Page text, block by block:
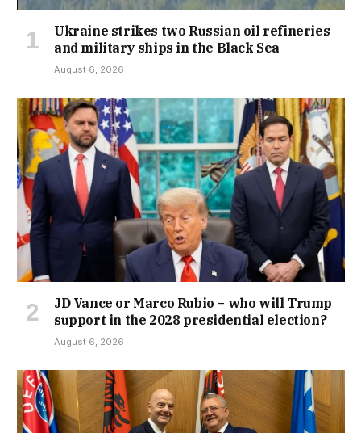
Ukraine strikes two Russian oil refineries
and military ships in the Black Sea
August 6, 2026
JD Vance or Marco Rubio – who will Trump
support in the 2028 presidential election?
August 6, 2026